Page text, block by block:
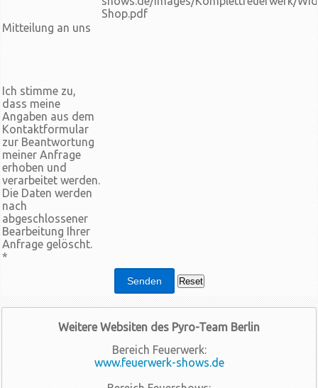
Mitteilung an uns
Ich stimme zu,
dass meine
Angaben aus dem
Kontaktformular
zur Beantwortung
meiner Anfrage
erhoben und
verarbeitet werden.
Die Daten werden
nach
abgeschlossener
Bearbeitung Ihrer
Anfrage gelöscht.
*
Weitere Websiten des Pyro-Team Berlin
Bereich Feuerwerk:
www.feuerwerk-shows.de